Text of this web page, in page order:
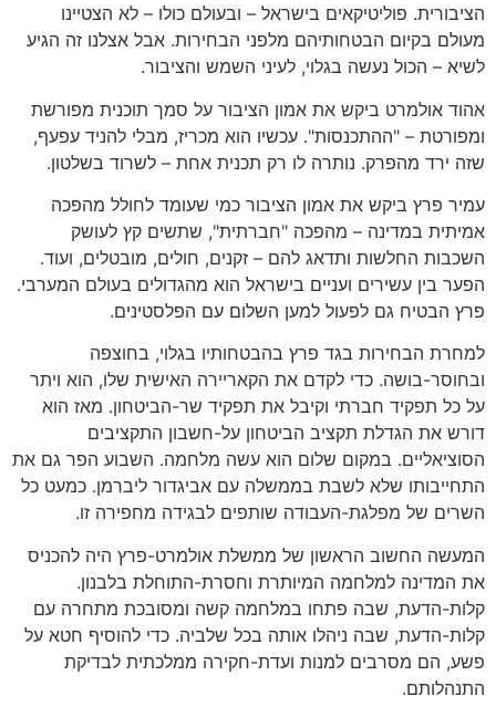
הציבורית. פוליטיקאים בישראל – ובעולם כולו – לא הצטיינו
מעולם בקיום הבטחותיהם מלפני הבחירות. אבל אצלנו זה הגיע
לשיא – הכול נעשה בגלוי, לעיני השמש והציבור.
אהוד אולמרט ביקש את אמון הציבור על סמך תוכנית מפורשת
ומפורטת – "ההתכנסות". עכשיו הוא מכריז, מבלי להניד עפעף,
שזה ירד מהפרק. נותרה לו רק תכנית אחת – לשרוד בשלטון.
עמיר פרץ ביקש את אמון הציבור כמי שעומד לחולל מהפכה
אמיתית במדינה – מהפכה "חברתית", שתשים קץ לעושק
השכבות החלשות ותדאג להם – זקנים, חולים, מובטלים, ועוד.
הפער בין עשירים ועניים בישראל הוא מהגדולים בעולם המערבי.
פרץ הבטיח גם לפעול למען השלום עם הפלסטינים.
למחרת הבחירות בגד פרץ בהבטחותיו בגלוי, בחוצפה
ובחוסר-בושה. כדי לקדם את הקאריירה האישית שלו, הוא ויתר
על כל תפקיד חברתי וקיבל את תפקיד שר-הביטחון. מאז הוא
דורש את הגדלת תקציב הביטחון על-חשבון התקציבים
הסוציאליים. במקום שלום הוא עשה מלחמה. השבוע הפר גם את
התחייבותו שלא לשבת בממשלה עם אביגדור ליברמן. כמעט כל
השרים של מפלגת-העבודה שותפים לבגידה מחפירה זו.
המעשה החשוב הראשון של ממשלת אולמרט-פרץ היה להכניס
את המדינה למלחמה המיותרת וחסרת-התוחלת בלבנון.
קלות-הדעת, שבה פתחו במלחמה קשה ומסובכת מתחרה עם
קלות-הדעת, שבה ניהלו אותה בכל שלביה. כדי להוסיף חטא על
פשע, הם מסרבים למנות ועדת-חקירה ממלכתית לבדיקת
התנהלותם.